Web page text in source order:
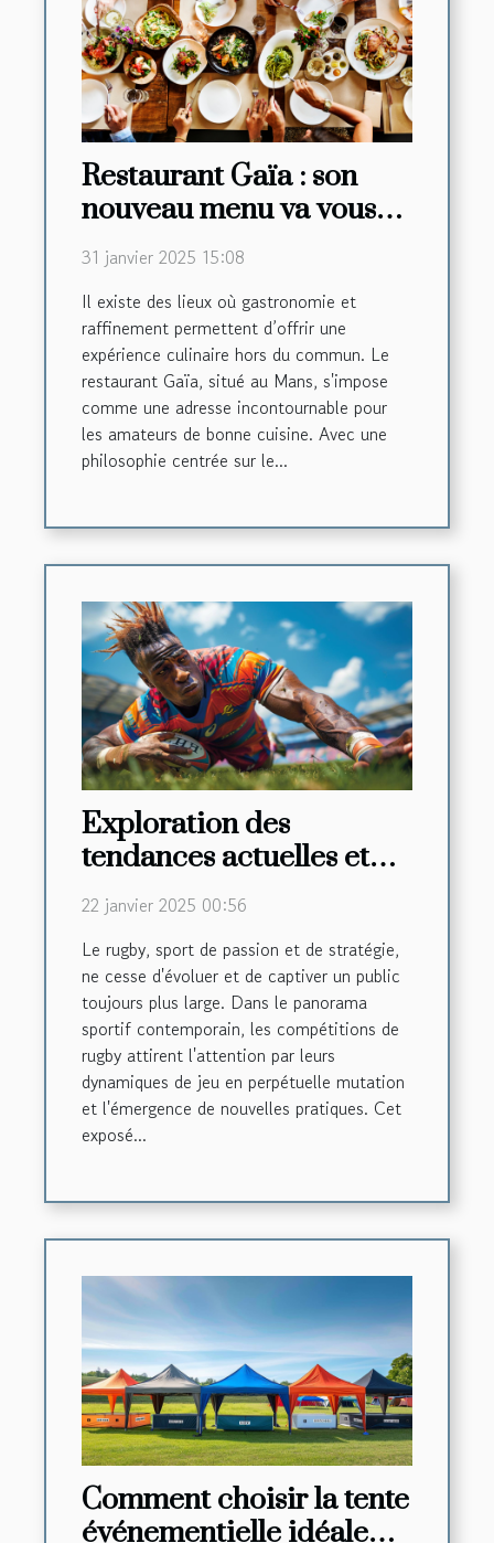
Restaurant Gaïa : son
nouveau menu va vous
faire saliver !
31 janvier 2025 15:08
Il existe des lieux où gastronomie et
raffinement permettent d’offrir une
expérience culinaire hors du commun. Le
restaurant Gaïa, situé au Mans, s'impose
comme une adresse incontournable pour
les amateurs de bonne cuisine. Avec une
philosophie centrée sur le...
Exploration des
tendances actuelles et
futures dans les
compétitions de rugby
22 janvier 2025 00:56
Le rugby, sport de passion et de stratégie,
ne cesse d'évoluer et de captiver un public
toujours plus large. Dans le panorama
sportif contemporain, les compétitions de
rugby attirent l'attention par leurs
dynamiques de jeu en perpétuelle mutation
et l'émergence de nouvelles pratiques. Cet
exposé...
Comment choisir la tente
événementielle idéale